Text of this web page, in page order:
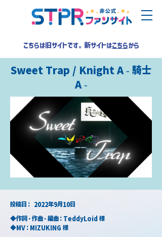
こちらは旧サイトです。新サイトはこちらから
Sweet Trap / Knight A - 騎士
A -
​投稿日： 2022年9月10日
◆作詞・作曲・編曲：TeddyLoid 様
◆MV：MIZUKING 様